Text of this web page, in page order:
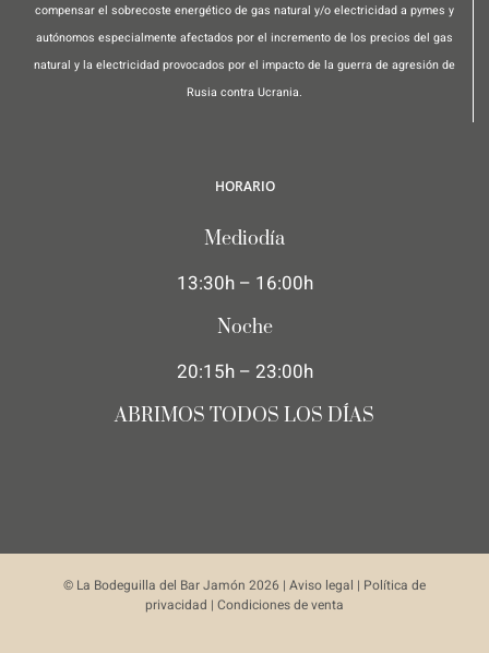
compensar el sobrecoste energético de gas natural y/o electricidad a pymes y
autónomos especialmente afectados por el incremento de los precios del gas
natural y la electricidad provocados por el impacto de la guerra de agresión de
Rusia contra Ucrania.
HORARIO
Mediodía
13:30h – 16:00h
Noche
20:15h – 23:00h
ABRIMOS TODOS LOS DÍAS
© La Bodeguilla del Bar Jamón 2026 | Aviso legal | Política de
privacidad | Condiciones de venta